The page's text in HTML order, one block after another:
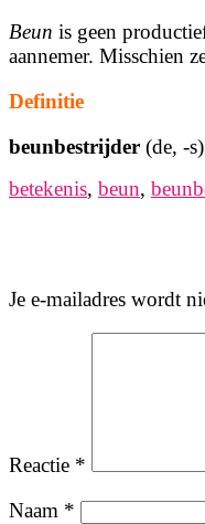
Beun is geen
aannemer. Misschien
Definitie
beunbestrijder (de, -
betekenis, beun,
Je e-mailadres wordt
Reactie *
Naam *